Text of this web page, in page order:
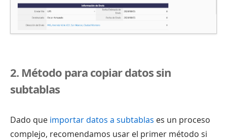
2. Método para copiar datos sin
subtablas
Dado que importar datos a subtablas es un proceso
complejo, recomendamos usar el primer método si